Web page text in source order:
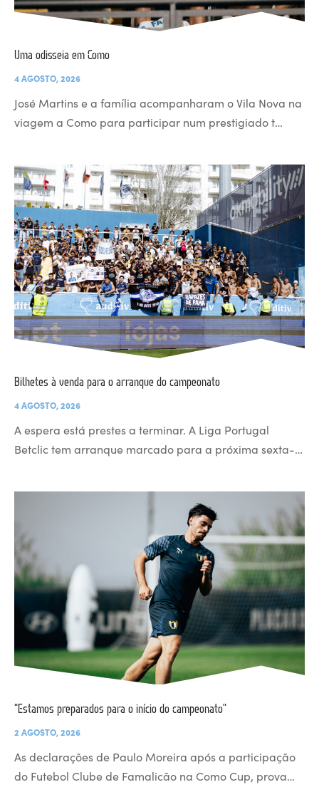
Uma odisseia em Como
4 AGOSTO, 2026
José Martins e a família acompanharam o Vila Nova na
viagem a Como para participar num prestigiado t…
Bilhetes à venda para o arranque do campeonato
4 AGOSTO, 2026
A espera está prestes a terminar. A Liga Portugal
Betclic tem arranque marcado para a próxima sexta-…
“Estamos preparados para o início do campeonato”
2 AGOSTO, 2026
As declarações de Paulo Moreira após a participação
do Futebol Clube de Famalicão na Como Cup, prova…